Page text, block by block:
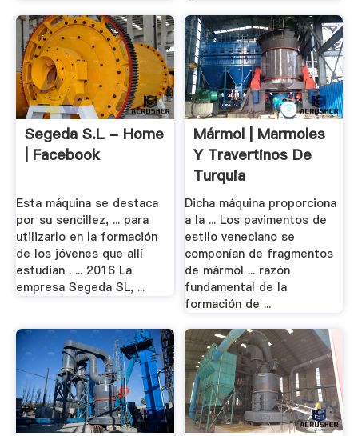
Segeda S.L - Home
| Facebook
Esta máquina se destaca
por su sencillez, ... para
utilizarlo en la formación
de los jóvenes que allí
estudian . ... 2016 La
empresa Segeda SL, ...
Mármol | Marmoles
Y Travertinos De
Turquia
Dicha máquina proporciona
a la ... Los pavimentos de
estilo veneciano se
componían de fragmentos
de mármol ... razón
fundamental de la
formación de ...